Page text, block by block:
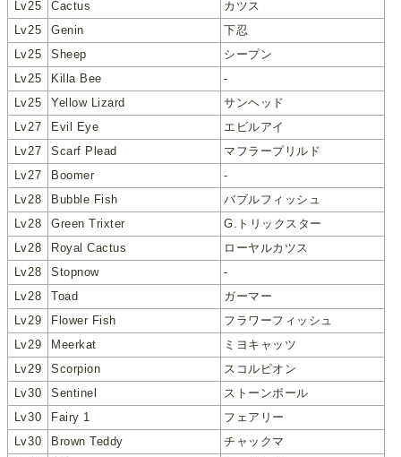
Lv25
Cactus
カツス
Lv25
Genin
下忍
Lv25
Sheep
シープン
Lv25
Killa Bee
-
Lv25
Yellow Lizard
サンヘッド
Lv27
Evil Eye
エビルアイ
Lv27
Scarf Plead
マフラープリルド
Lv27
Boomer
-
Lv28
Bubble Fish
バブルフィッシュ
Lv28
Green Trixter
G.トリックスター
Lv28
Royal Cactus
ローヤルカツス
Lv28
Stopnow
-
Lv28
Toad
ガーマー
Lv29
Flower Fish
フラワーフィッシュ
Lv29
Meerkat
ミヨキャッツ
Lv29
Scorpion
スコルピオン
Lv30
Sentinel
ストーンボール
Lv30
Fairy 1
フェアリー
Lv30
Brown Teddy
チャックマ